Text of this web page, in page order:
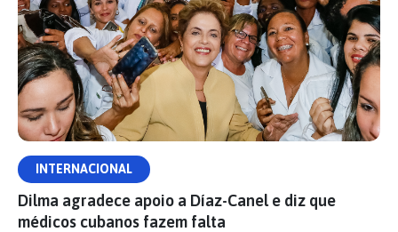
INTERNACIONAL
Dilma agradece apoio a Díaz-Canel e diz que
médicos cubanos fazem falta